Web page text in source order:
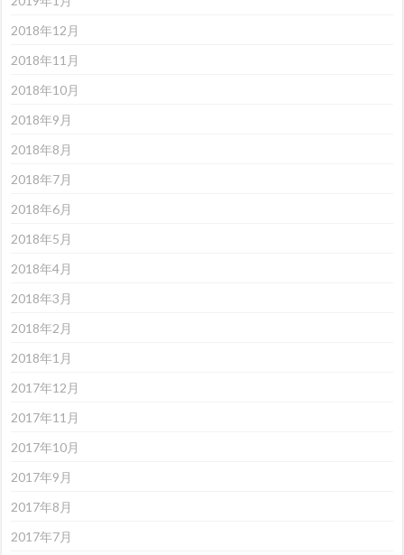
2018年12月
2018年11月
2018年10月
2018年9月
2018年8月
2018年7月
2018年6月
2018年5月
2018年4月
2018年3月
2018年2月
2018年1月
2017年12月
2017年11月
2017年10月
2017年9月
2017年8月
2017年7月